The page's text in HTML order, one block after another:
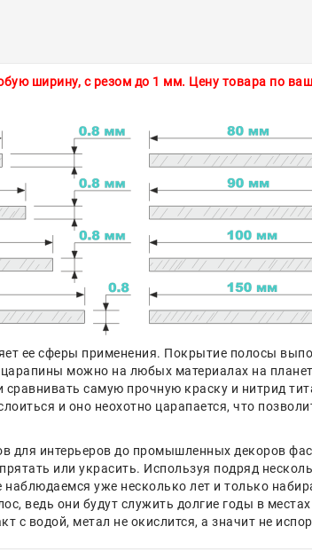
ширину, с резом до 1 мм. Цену товара по
ее сферы применения. Покрытие полосы
можно на любых материалах на
самую прочную краску и нитрид
и оно неохотно царапается, что
интерьеров до промышленных декоров
или украсить. Используя подряд
уже несколько лет и только
ведь они будут служить долгие годы в
с водой, метал не окислится, а значит не